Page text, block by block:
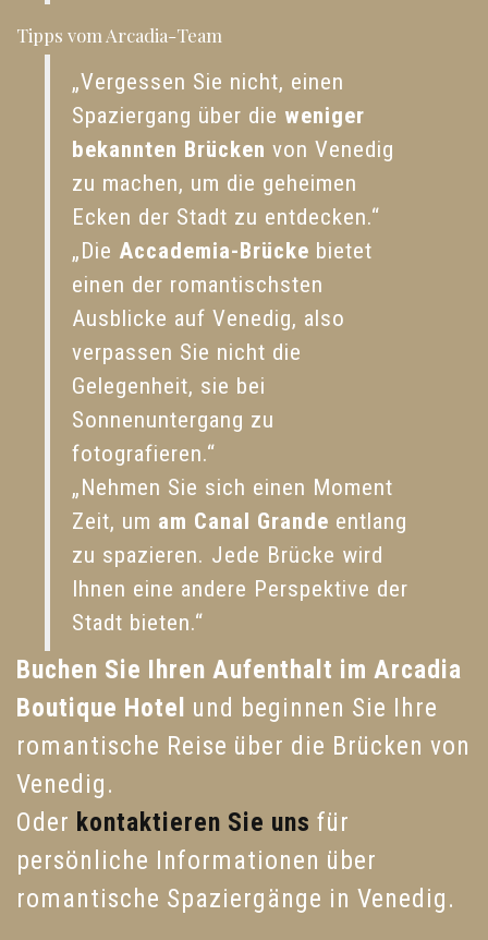
Tipps vom Arcadia-Team
„Vergessen Sie nicht, einen
Spaziergang über die weniger
bekannten Brücken von Venedig
zu machen, um die geheimen
Ecken der Stadt zu entdecken.“
„Die Accademia-Brücke bietet
einen der romantischsten
Ausblicke auf Venedig, also
verpassen Sie nicht die
Gelegenheit, sie bei
Sonnenuntergang zu
fotografieren.“
„Nehmen Sie sich einen Moment
Zeit, um am Canal Grande entlang
zu spazieren. Jede Brücke wird
Ihnen eine andere Perspektive der
Stadt bieten.“
Buchen Sie Ihren Aufenthalt im Arcadia
Boutique Hotel und beginnen Sie Ihre
romantische Reise über die Brücken von
Venedig.
Oder kontaktieren Sie uns für
persönliche Informationen über
romantische Spaziergänge in Venedig.